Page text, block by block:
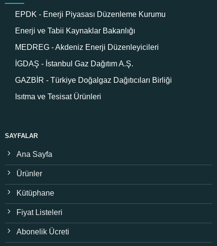
EPDK - Enerji Piyasası Düzenleme Kurumu
Enerji ve Tabii Kaynaklar Bakanlığı
MEDREG - Akdeniz Enerji Düzenleyicileri
İGDAŞ - İstanbul Gaz Dağıtım A.Ş.
GAZBİR - Türkiye Doğalgaz Dağıtıcıları Birliği
Isıtma ve Tesisat Ürünleri
SAYFALAR
Ana Sayfa
Ürünler
Kütüphane
Fiyat Listeleri
Abonelik Ücreti